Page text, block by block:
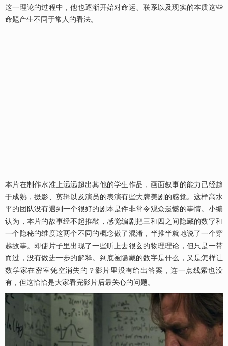
这一理论的过程中，他也逐渐开始对命运、联系以及现实的本质这些
命题产生不同于常人的看法。
本片在制作水准上远远超出其他的学生作品，画面叙事的能力已经趋
于成熟，摄影、剪辑以及演员的表演有些大牌美剧的感觉。这样高水
平的团队没有遇到一个很好的剧本是件非常令观众遗憾的事情。小编
认为，本片的故事经不起推敲，感觉编剧把三和四之间隐藏的数字和
一个隐秘的维度这两个不同的概念做了混淆，半推半就地说了一个穿
越故事。即使片子里出现了一些听上去很玄的物理理论，但只是一带
而过，没有做进一步的解释。到底被隐藏的数字是什么，又是怎样让
数学家在密室凭空消失的？影片里没有给出答案，连一点线索也没
有，但这恰恰是大家看完影片后最关心的问题。